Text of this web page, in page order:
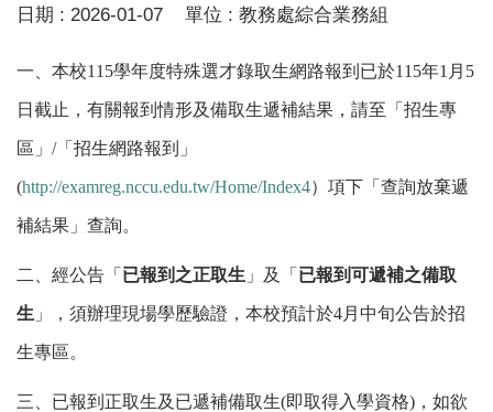
日期 : 2026-01-07 單位 : 教務處綜合業務組
一、本校115學年度特殊選才錄取生網路報到已於115年1月5
日截止，有關報到情形及備取生遞補結果，請至「招生專
區」/「招生網路報到」
(http://examreg.nccu.edu.tw/Home/Index4）項下「查詢放棄遞
補結果」查詢。
二、經公告 「 已報到之正取生 」及「 已報到可遞補之備取
生 」，須辦理現場學歷驗證，本校預計於4月中旬公告於招
生專區。
三、已報到正取生及已遞補備取生(即取得入學資格)，如欲